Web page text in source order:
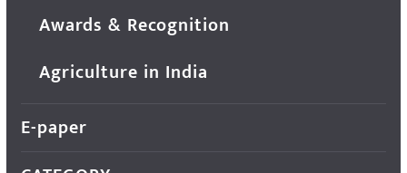
Awards & Recognition
Agriculture in India
E-paper